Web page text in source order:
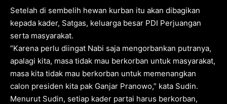
Setelah di sembelih hewan kurban itu akan dibagikan
kepada kader, Satgas, keluarga besar PDI Perjuangan
serta masyarakat.
“Karena perlu diingat Nabi saja mengorbankan putranya,
apalagi kita, masa tidak mau berkorban untuk masyarakat,
masa kita tidak mau berkorban untuk memenangkan
calon presiden kita pak Ganjar Pranowo,” kata Sudin.
Menurut Sudin, setiap kader partai harus berkorban,